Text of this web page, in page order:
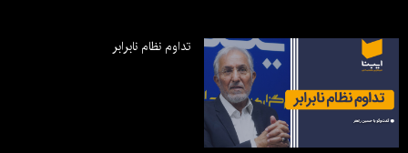
تداوم نظام نابرابر